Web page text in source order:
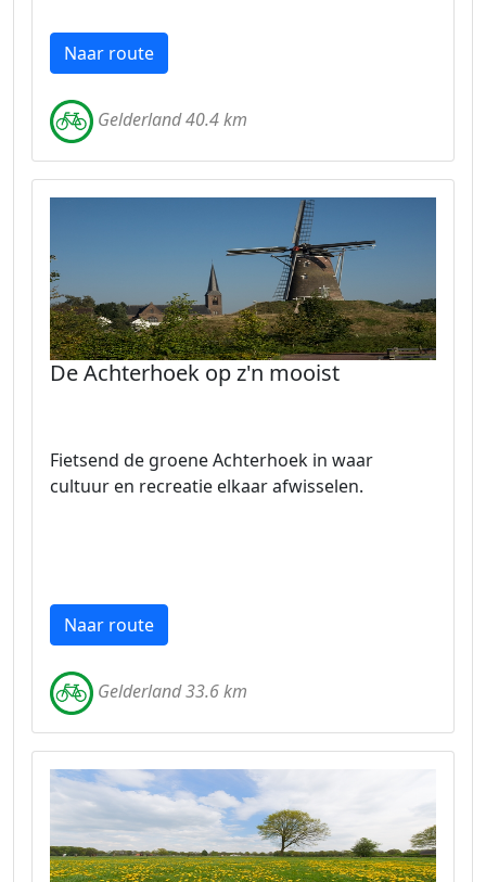
Naar route
Gelderland 40.4 km
De Achterhoek op z'n mooist
Fietsend de groene Achterhoek in waar
cultuur en recreatie elkaar afwisselen.
Naar route
Gelderland 33.6 km